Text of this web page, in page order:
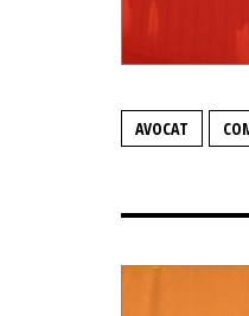
AVOCAT